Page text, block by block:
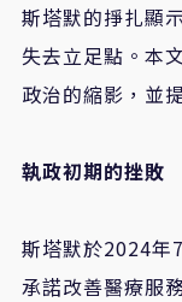
斯塔默的掙扎顯
失去立足點。本
政治的縮影，並
執政初期的挫敗
斯塔默於2024年
承諾改善醫療服